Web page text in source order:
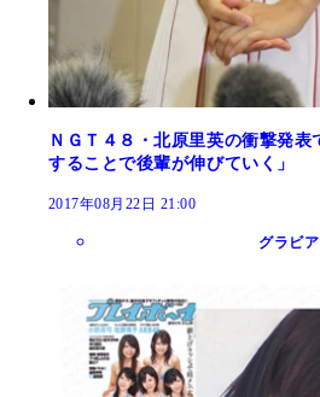
ＮＧＴ４８・北原里英の衝撃発
することで後輩が伸びていく」
2017年08月22日 21:00
グラビ